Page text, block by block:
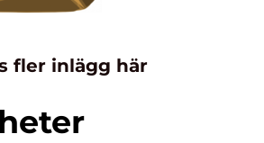
fler inlägg här